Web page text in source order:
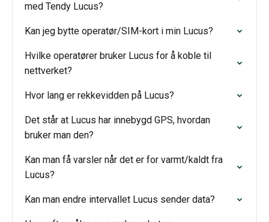
med Tendy Lucus?
Kan jeg bytte operatør/SIM-kort i min Lucus?
Hvilke operatører bruker Lucus for å koble til
nettverket?
Hvor lang er rekkevidden på Lucus?
Det står at Lucus har innebygd GPS, hvordan
bruker man den?
Kan man få varsler når det er for varmt/kaldt fra
Lucus?
Kan man endre intervallet Lucus sender data?